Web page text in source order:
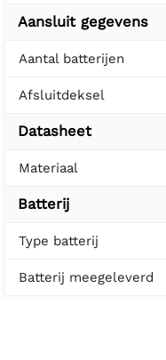
Aansluit gegevens
Aantal batterijen
Afsluitdeksel
Datasheet
Materiaal
Batterij
Type batterij
Batterij meegeleverd